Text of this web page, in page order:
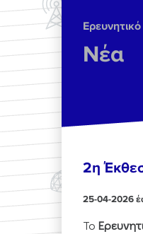
Νέα
2η
25-04-2026
Το